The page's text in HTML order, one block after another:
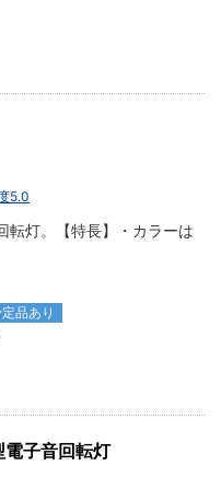
5.0
転灯。【特長】・カラーは
品あり
子音回転灯